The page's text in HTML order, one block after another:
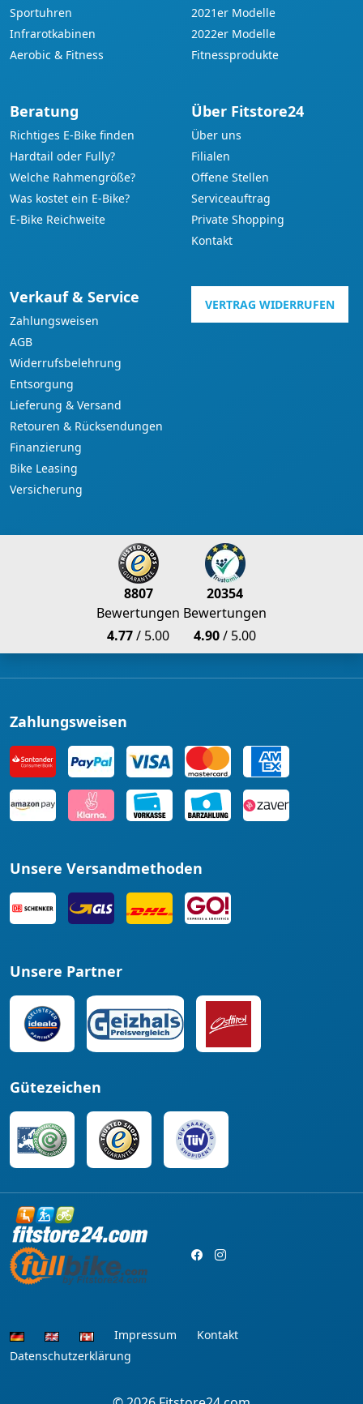
Sportuhren
Infrarotkabinen
Aerobic & Fitness
2021er Modelle
2022er Modelle
Fitnessprodukte
Beratung
Richtiges E-Bike finden
Hardtail oder Fully?
Welche Rahmengröße?
Was kostet ein E-Bike?
E-Bike Reichweite
Über Fitstore24
Über uns
Filialen
Offene Stellen
Serviceauftrag
Private Shopping
Kontakt
Verkauf & Service
Zahlungsweisen
AGB
Widerrufsbelehrung
Entsorgung
Lieferung & Versand
Retouren & Rücksendungen
Finanzierung
Bike Leasing
Versicherung
VERTRAG WIDERRUFEN
8807
Bewertungen
4.77/ 5.00
20354
Bewertungen
4.90/ 5.00
Zahlungsweisen
Unsere Versandmethoden
Unsere Partner
Gütezeichen
Impressum
Kontakt
Datenschutzerklärung